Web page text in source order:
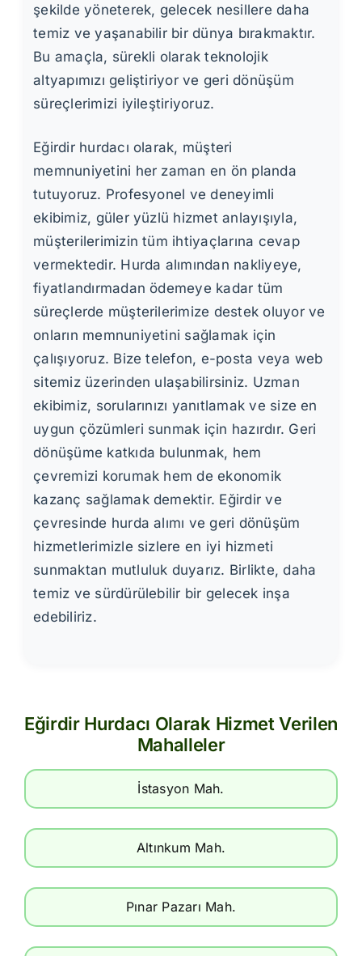
şekilde yöneterek, gelecek nesillere daha
temiz ve yaşanabilir bir dünya bırakmaktır.
Bu amaçla, sürekli olarak teknolojik
altyapımızı geliştiriyor ve geri dönüşüm
süreçlerimizi iyileştiriyoruz.
Eğirdir hurdacı olarak, müşteri
memnuniyetini her zaman en ön planda
tutuyoruz. Profesyonel ve deneyimli
ekibimiz, güler yüzlü hizmet anlayışıyla,
müşterilerimizin tüm ihtiyaçlarına cevap
vermektedir. Hurda alımından nakliyeye,
fiyatlandırmadan ödemeye kadar tüm
süreçlerde müşterilerimize destek oluyor ve
onların memnuniyetini sağlamak için
çalışıyoruz. Bize telefon, e-posta veya web
sitemiz üzerinden ulaşabilirsiniz. Uzman
ekibimiz, sorularınızı yanıtlamak ve size en
uygun çözümleri sunmak için hazırdır. Geri
dönüşüme katkıda bulunmak, hem
çevremizi korumak hem de ekonomik
kazanç sağlamak demektir. Eğirdir ve
çevresinde hurda alımı ve geri dönüşüm
hizmetlerimizle sizlere en iyi hizmeti
sunmaktan mutluluk duyarız. Birlikte, daha
temiz ve sürdürülebilir bir gelecek inşa
edebiliriz.
Eğirdir Hurdacı Olarak Hizmet Verilen
Mahalleler
İstasyon Mah.
Altınkum Mah.
Pınar Pazarı Mah.